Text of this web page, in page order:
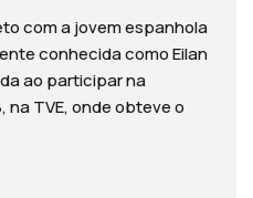
com a jovem espanhola
conhecida como Eilan
ao participar na
na TVE, onde obteve o